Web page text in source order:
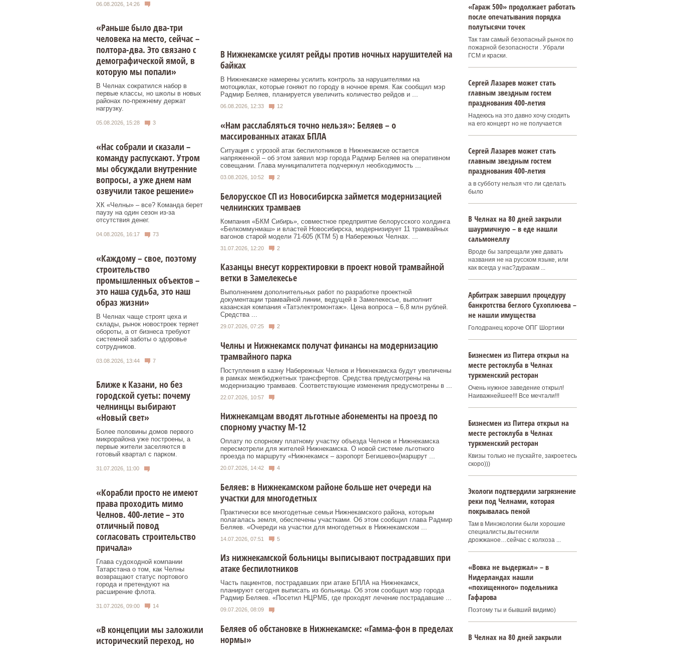
06.08.2026, 14:26
«Раньше было два-три
человека на место, сейчас –
полтора-два. Это связано с
демографической ямой, в
которую мы попали»
В Челнах сократился набор в
первые классы, но школы в новых
районах по-прежнему держат
нагрузку.
05.08.2026, 15:28 3
«Нас собрали и сказали –
команду распускают. Утром
мы обсуждали внутренние
вопросы, а уже днем нам
озвучили такое решение»
ХК «Челны» – все? Команда берет
паузу на один сезон из-за
отсутствия денег.
04.08.2026, 16:17 73
«Каждому – свое, поэтому
строительство
промышленных объектов –
это наша судьба, это наш
образ жизни»
В Челнах чаще строят цеха и
склады, рынок новостроек теряет
обороты, а от бизнеса требуют
системной заботы о здоровье
сотрудников.
03.08.2026, 13:44 7
Ближе к Казани, но без
городской суеты: почему
челнинцы выбирают
«Новый свет»
Более половины домов первого
микрорайона уже построены, а
первые жители заселяются в
готовый квартал с парком.
31.07.2026, 11:00
«Корабли просто не имеют
права проходить мимо
Челнов. 400-летие – это
отличный повод
согласовать строительство
причала»
Глава судоходной компании
Татарстана о том, как Челны
возвращают статус портового
города и претендуют на
расширение флота.
31.07.2026, 09:00 14
«В концепции мы заложили
исторический переход, но
В Нижнекамске усилят рейды против ночных нарушителей на
байках
В Нижнекамске намерены усилить контроль за нарушителями на
мотоциклах, которые гоняют по городу в ночное время. Как сообщил мэр
Радмир Беляев, планируется увеличить количество рейдов и ...
06.08.2026, 12:33 12
«Нам расслабляться точно нельзя»: Беляев – о
массированных атаках БПЛА
Ситуация с угрозой атак беспилотников в Нижнекамске остается
напряженной – об этом заявил мэр города Радмир Беляев на оперативном
совещании. Глава муниципалитета подчеркнул необходимость ...
03.08.2026, 10:52 2
Белорусское СП из Новосибирска займется модернизацией
челнинских трамваев
Компания «БКМ Сибирь», совместное предприятие белорусского холдинга
«Белкоммунмаш» и властей Новосибирска, модернизирует 11 трамвайных
вагонов старой модели 71-605 (КТМ 5) в Набережных Челнах. ...
31.07.2026, 12:20 2
Казанцы внесут корректировки в проект новой трамвайной
ветки в Замелекесье
Выполнением дополнительных работ по разработке проектной
документации трамвайной линии, ведущей в Замелекесье, выполнит
казанская компания «Татэлектромонтаж». Цена вопроса – 6,8 млн рублей.
Средства ...
29.07.2026, 07:25 2
Челны и Нижнекамск получат финансы на модернизацию
трамвайного парка
Поступления в казну Набережных Челнов и Нижнекамска будут увеличены
в рамках межбюджетных трансфертов. Средства предусмотрены на
модернизацию трамваев. Соответствующие изменения предусмотрены в ...
22.07.2026, 10:57
Нижнекамцам вводят льготные абонементы на проезд по
спорному участку М-12
Оплату по спорному платному участку объезда Челнов и Нижнекамска
пересмотрели для жителей Нижнекамска. О новой системе льготного
проезда по маршруту «Нижнекамск – аэропорт Бегишево»(маршрут ...
20.07.2026, 14:42 4
Беляев: в Нижнекамском районе больше нет очереди на
участки для многодетных
Практически все многодетные семьи Нижнекамского района, которым
полагалась земля, обеспечены участками. Об этом сообщил глава Радмир
Беляев. «Очереди на участки для многодетных в Нижнекамском ...
14.07.2026, 07:51 5
Из нижнекамской больницы выписывают пострадавших при
атаке беспилотников
Часть пациентов, пострадавших при атаке БПЛА на Нижнекамск,
планируют сегодня выписать из больницы. Об этом сообщил мэр города
Радмир Беляев. «Посетил НЦРМБ, где проходят лечение пострадавшие ...
09.07.2026, 08:09
Беляев об обстановке в Нижнекамске: «Гамма-фон в пределах
нормы»
«Гараж 500» продолжает работать
после опечатывания порядка
полутысячи точек
Так там самый безопасный рынок по
пожарной безопасности . Убрали
ГСМ и краски.
Сергей Лазарев может стать
главным звездным гостем
празднования 400‑летия
Надеюсь на это давно хочу сходить
на его концерт но не получается
Сергей Лазарев может стать
главным звездным гостем
празднования 400‑летия
а в субботу нельзя что ли сделать
было
В Челнах на 80 дней закрыли
шаурмичную – в еде нашли
сальмонеллу
Вроде бы запрещали уже давать
названия не на русском языке, или
как всегда у нас?дуракам ...
Арбитраж завершил процедуру
банкротства беглого Сухоплюева –
не нашли имущества
Голодранец короче ОПГ Шортики
Бизнесмен из Питера открыл на
месте рестоклуба в Челнах
туркменский ресторан
Очень нужное заведение открыл!
Наиважнейшее!!! Все мечтали!!!
Бизнесмен из Питера открыл на
месте рестоклуба в Челнах
туркменский ресторан
Квизы только не пускайте, закроетесь
скоро)))
Экологи подтвердили загрязнение
реки под Челнами, которая
покрывалась пеной
Там в Минэкологии были хорошие
специалисты,вытеснили
дрожжаное…сейчас с колхоза ...
«Вовка не выдержал» – в
Нидерландах нашли
«похищенного» подельника
Гафарова
Поэтому ты и бывший видимо)
В Челнах на 80 дней закрыли